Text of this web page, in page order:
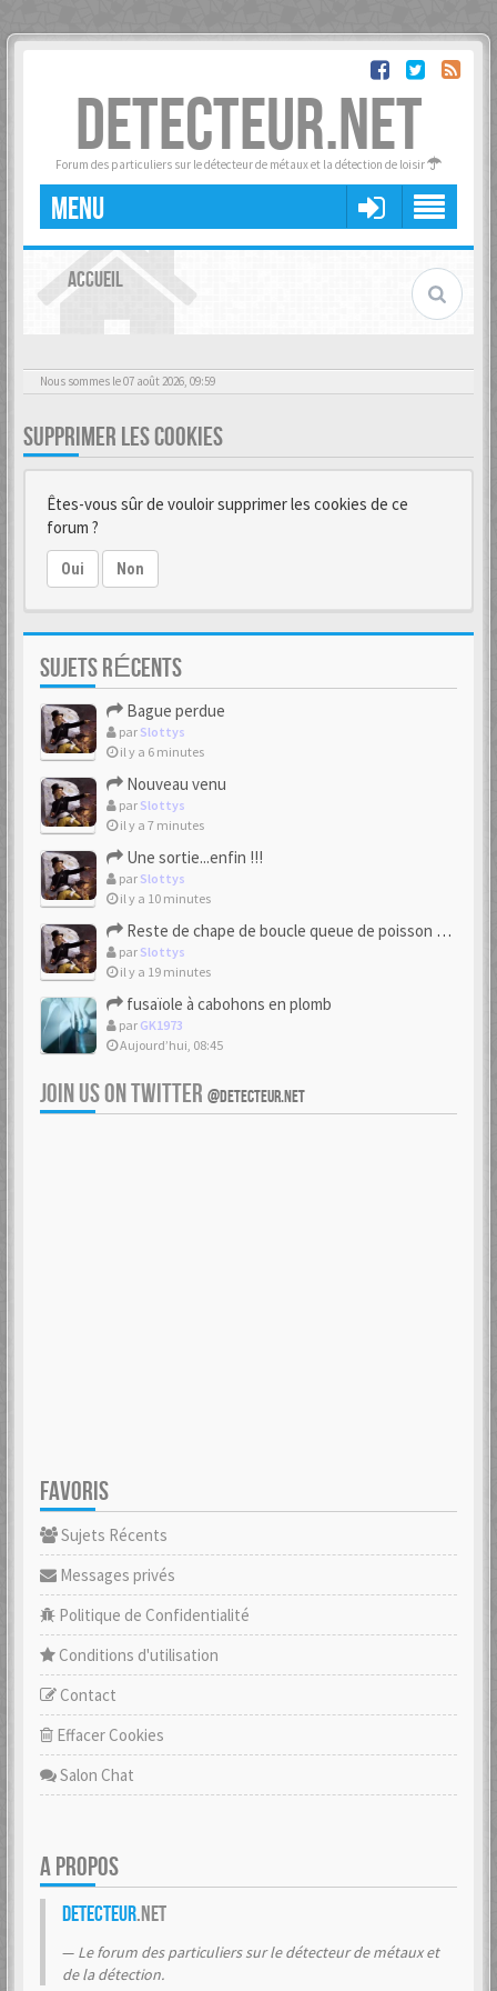
DETECTEUR.NET
Forum des particuliers sur le détecteur de métaux et la détection de loisir
MENU
ACCUEIL
Nous sommes le 07 août 2026, 09:59
SUPPRIMER LES COOKIES
Êtes-vous sûr de vouloir supprimer les cookies de ce
forum ?
Oui Non
SUJETS RÉCENTS
Bague perdue
par Slottys
il y a 6 minutes
Nouveau venu
par Slottys
il y a 7 minutes
Une sortie...enfin !!!
par Slottys
il y a 10 minutes
Reste de chape de boucle queue de poisson bipartite 17/18eme
par Slottys
il y a 19 minutes
fusaïole à cabohons en plomb
par GK1973
Aujourd’hui, 08:45
JOIN US ON TWITTER @DETECTEUR.NET
FAVORIS
Sujets Récents
Messages privés
Politique de Confidentialité
Conditions d'utilisation
Contact
Effacer Cookies
Salon Chat
A PROPOS
Detecteur.net
Le forum des particuliers sur le détecteur de métaux et
de la détection.